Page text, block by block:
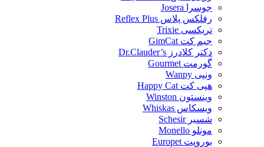
جوسرا Josera
رفلکس پلاس Reflex Plus
تریکسی Trixie
جیم کت GimCat
دکتر کلادرز Dr.Clauder’s
گورمت Gourmet
ونپی Wanpy
هپی کت Happy Cat
وینستون Winston
ویسکاس Whiskas
شسیر Schesir
مونلو Monello
یوروپت Europet